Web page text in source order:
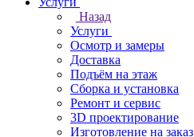
Назад
Услуги
Осмотр и замеры
Доставка
Подъём на этаж
Сборка и установка
Ремонт и сервис
3D проектирование
Изготовление на заказ